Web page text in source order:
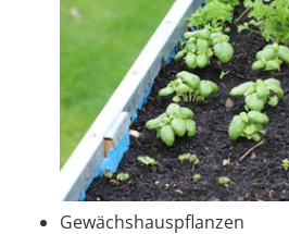
Gewächshauspflanzen